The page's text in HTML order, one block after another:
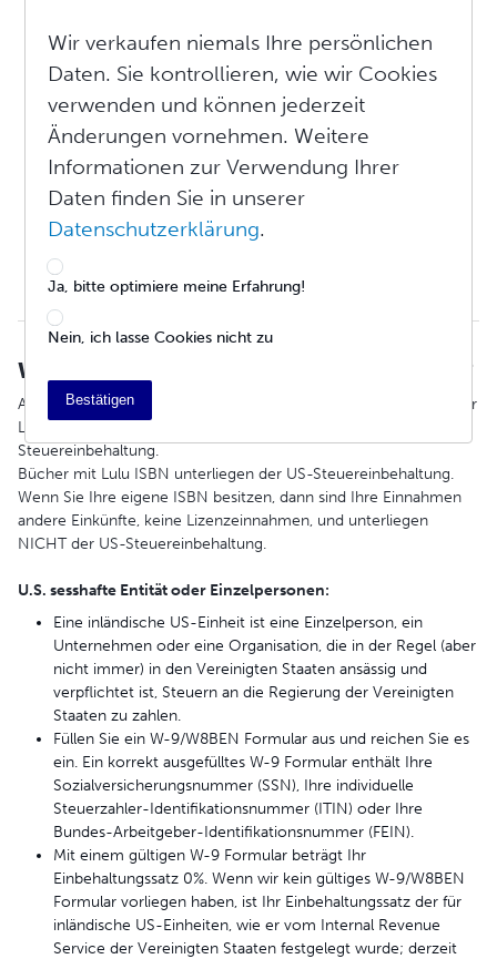
Wie reiche ich eine W-9 oder W-8 BEN Steuer bei Lulu ein?
Warum haben einige meiner Bücher eine Einbehaltung und
andere nicht?
Warum wird nur ein Teil meiner Einkünfte meiner Werke
einbehalten?
Warum muss ich meine Steuer-ID-Nummer eingeben?
Kann ich eine Körperschaftssteuer-ID-Nummer anstatt
einer persönlichen Steuer-Nr. eingeben?
Wie hoch ist der Einkommenssteuersatz für ausländische
Wie steht es mit den vertraglichen Vorteilen?
Steuerformulare, jährlich
Was ist Honorar und Steuereinbehaltung?
Alle Einnahmen, die der wahren und gesetzlichen Definition einer
Lizenzeinnahme entsprechen, unterliegen der
Steuereinbehaltung.
Bücher mit Lulu ISBN unterliegen der US-Steuereinbehaltung.
Wenn Sie Ihre eigene ISBN besitzen, dann sind Ihre Einnahmen
andere Einkünfte, keine Lizenzeinnahmen, und unterliegen
NICHT der US-Steuereinbehaltung.
U.S. sesshafte Entität oder Einzelpersonen:
Eine inländische US-Einheit ist eine Einzelperson, ein
Unternehmen oder eine Organisation, die in der Regel (aber
nicht immer) in den Vereinigten Staaten ansässig und
verpflichtet ist, Steuern an die Regierung der Vereinigten
Staaten zu zahlen.
Füllen Sie ein W-9/W8BEN Formular aus und reichen Sie es
ein. Ein korrekt ausgefülltes W-9 Formular enthält Ihre
Sozialversicherungsnummer (SSN), Ihre individuelle
Steuerzahler-Identifikationsnummer (ITIN) oder Ihre
Bundes-Arbeitgeber-Identifikationsnummer (FEIN).
Mit einem gültigen W-9 Formular beträgt Ihr
Einbehaltungssatz 0%. Wenn wir kein gültiges W-9/W8BEN
Formular vorliegen haben, ist Ihr Einbehaltungssatz der für
inländische US-Einheiten, wie er vom Internal Revenue
Service der Vereinigten Staaten festgelegt wurde; derzeit
Wir verkaufen niemals Ihre persönlichen
Daten. Sie kontrollieren, wie wir Cookies
verwenden und können jederzeit
Änderungen vornehmen. Weitere
Informationen zur Verwendung Ihrer
Daten finden Sie in unserer
Datenschutzerklärung.
Ja, bitte optimiere meine Erfahrung!
Nein, ich lasse Cookies nicht zu
Bestätigen